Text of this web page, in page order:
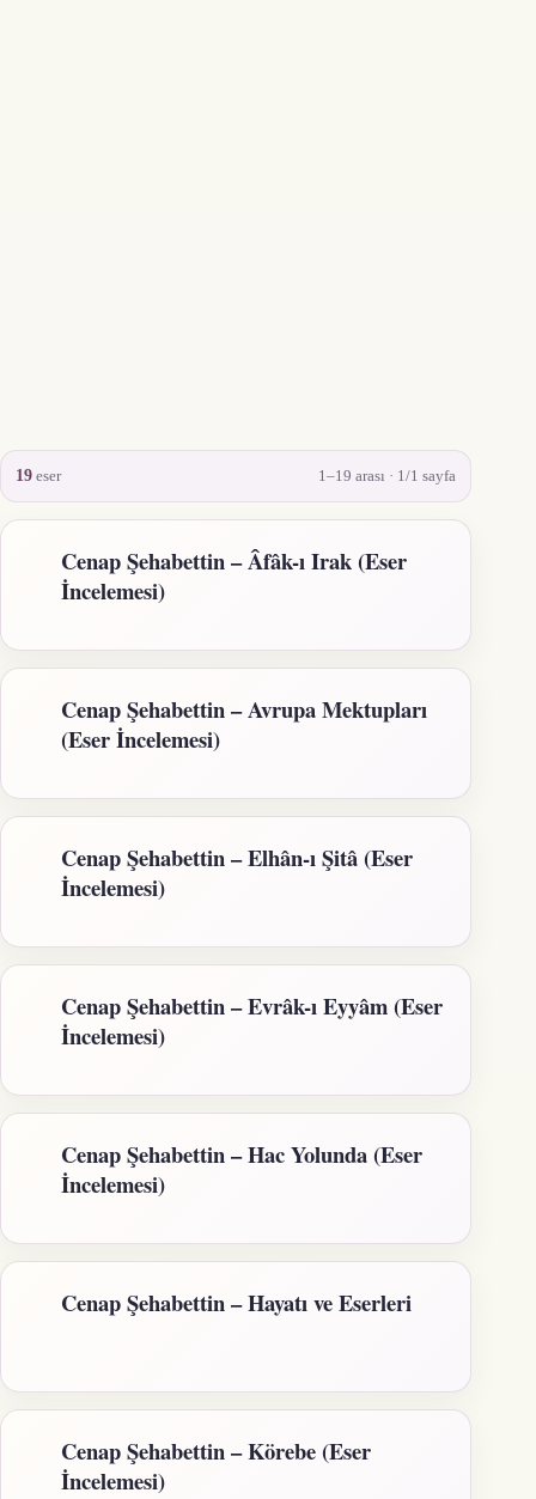
19 eser 1–19 arası · 1/1 sayfa
Cenap Şehabettin – Âfâk-ı Irak (Eser
İncelemesi)
Cenap Şehabettin – Avrupa Mektupları
(Eser İncelemesi)
Cenap Şehabettin – Elhân-ı Şitâ (Eser
İncelemesi)
Cenap Şehabettin – Evrâk-ı Eyyâm (Eser
İncelemesi)
Cenap Şehabettin – Hac Yolunda (Eser
İncelemesi)
Cenap Şehabettin – Hayatı ve Eserleri
Cenap Şehabettin – Körebe (Eser
İncelemesi)